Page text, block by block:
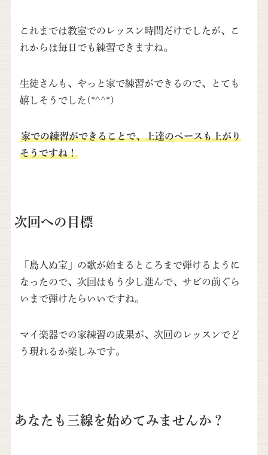
これまでは教室でのレッスン時間だけでしたが、こ
れからは毎日でも練習できますね。
生徒さんも、やっと家で練習ができるので、とても
嬉しそうでした(*^^*)
家での練習ができることで、上達のペースも上がり
そうですね！
次回への目標
「島人ぬ宝」の歌が始まるところまで弾けるように
なったので、次回はもう少し進んで、サビの前ぐら
いまで弾けたらいいですね。
マイ楽器での家練習の成果が、次回のレッスンでど
う現れるか楽しみです。
あなたも三線を始めてみませんか？